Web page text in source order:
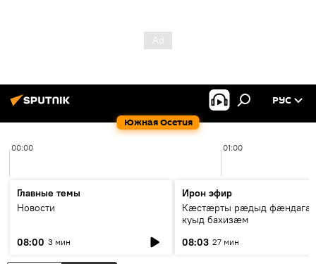
Южная Осетия
РУС
00:00 01:00
Главные темы
Новости
08:00 3 мин
Ирон эфир
Кæстæрты рæдыд
куыд бахизæм
08:03 27 мин